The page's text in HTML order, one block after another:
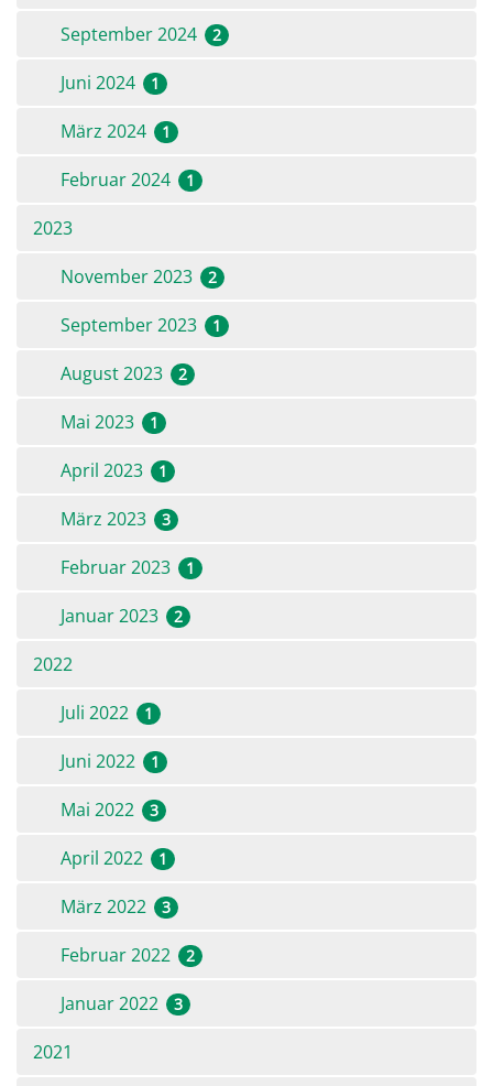
September 2024
2
Juni 2024 1
März 2024 1
Februar 2024 1
2023
November 2023
2
September 2023 1
August 2023 2
Mai 2023 1
April 2023 1
März 2023 3
Februar 2023 1
Januar 2023 2
2022
Juli 2022
1
Juni 2022 1
Mai 2022 3
April 2022 1
März 2022 3
Februar 2022 2
Januar 2022 3
2021